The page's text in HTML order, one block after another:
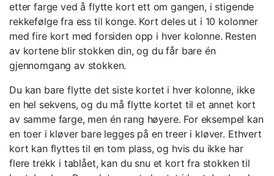
etter farge ved å flytte kort ett om gangen, i stigende
rekkefølge fra ess til konge. Kort deles ut i 10 kolonner
med fire kort med forsiden opp i hver kolonne. Resten
av kortene blir stokken din, og du får bare én
gjennomgang av stokken.
Du kan bare flytte det siste kortet i hver kolonne, ikke
en hel sekvens, og du må flytte kortet til et annet kort
av samme farge, men én rang høyere. For eksempel kan
en toer i kløver bare legges på en treer i kløver. Ethvert
kort kan flyttes til en tom plass, og hvis du ikke har
flere trekk i tablået, kan du snu et kort fra stokken til